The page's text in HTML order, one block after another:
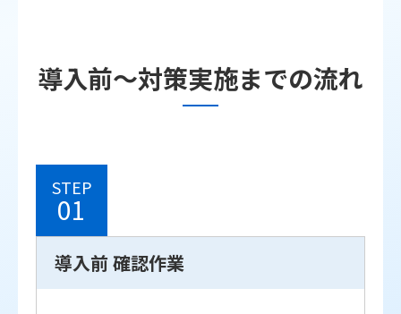
導入前～対策実施までの流れ
STEP
01
導入前 確認作業